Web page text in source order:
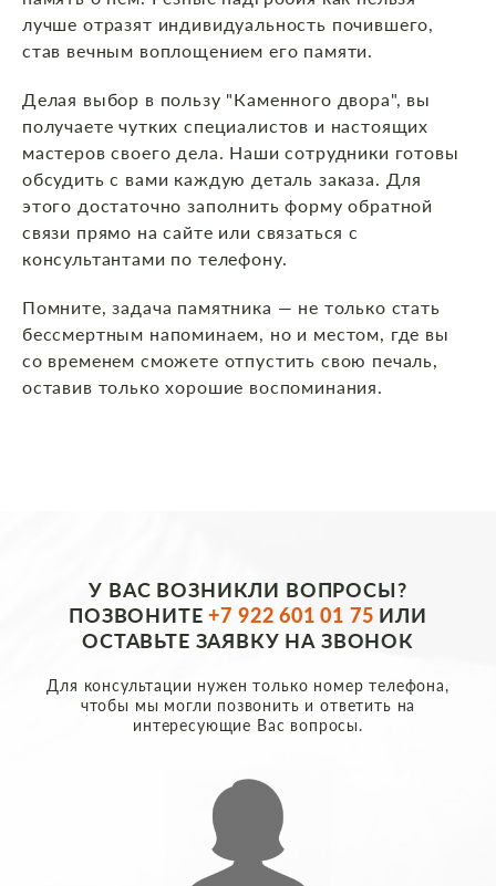
лучше отразят индивидуальность почившего,
став вечным воплощением его памяти.
Делая выбор в пользу "Каменного двора", вы
получаете чутких специалистов и настоящих
мастеров своего дела. Наши сотрудники готовы
обсудить с вами каждую деталь заказа. Для
этого достаточно заполнить форму обратной
связи прямо на сайте или связаться с
консультантами по телефону.
Помните, задача памятника — не только стать
бессмертным напоминаем, но и местом, где вы
со временем сможете отпустить свою печаль,
оставив только хорошие воспоминания.
У ВАС ВОЗНИКЛИ ВОПРОСЫ?
ПОЗВОНИТЕ+7 922 601 01 75 ИЛИ
ОСТАВЬТЕ ЗАЯВКУ НА ЗВОНОК
Для консультации нужен только номер телефона,
чтобы мы могли позвонить и ответить на
интересующие Вас вопросы.